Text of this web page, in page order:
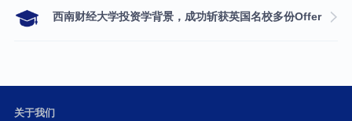
西南财经大学投资学背景，成功斩获英国名校多份Offer
关于我们